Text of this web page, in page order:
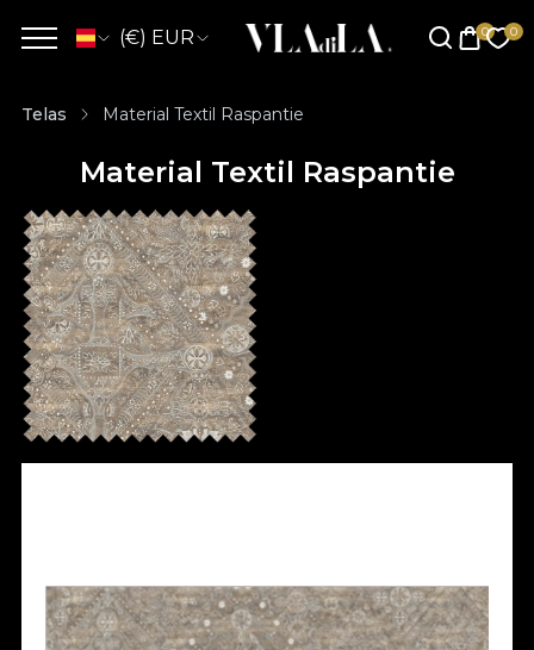
(€) EUR
Telas Material Textil Raspantie
Material Textil Raspantie